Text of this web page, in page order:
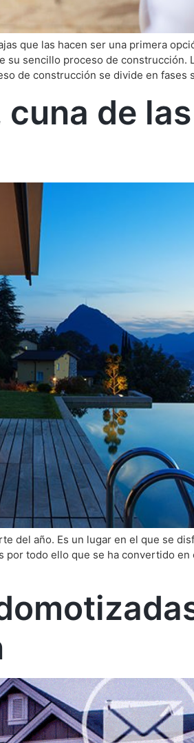
que las hacen ser una primera
sencillo proceso de construcción.
de construcción se divide en
de
del año. Es un lugar en el que se
por todo ello que se ha convertido